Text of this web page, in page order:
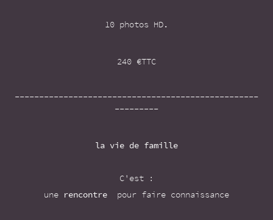
10 photos HD.
240 €TTC
--------------------------------------------------
---------
la vie de famille
C'est :
une rencontre pour faire connaissance